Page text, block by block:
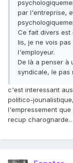
par l'entreprise,
Ce fait divers est
lis, je ne vois
l'employeur.
De là a penser à
syndicale, le pas
c'est interessant
politico-
l'empressement
recup charognarde…